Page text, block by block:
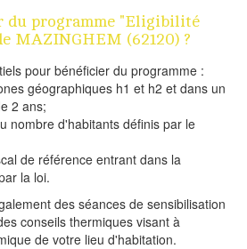
du programme "Eligibilité
MAZINGHEM (62120) ?
pour bénéficier du programme :
géographiques h1 et h2 et dans un
2 ans;
nombre d'habitants définis par le
de référence entrant dans la
la loi.
des séances de sensibilisation
conseils thermiques visant à
de votre lieu d'habitation.